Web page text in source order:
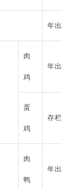
年
肉
鸡
年
蛋
鸡
存
肉
鸭
年